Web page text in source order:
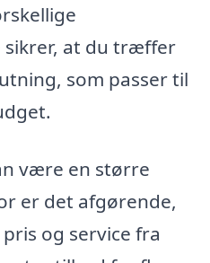
at du træffer
som passer til
være en større
er det afgørende,
og service fra